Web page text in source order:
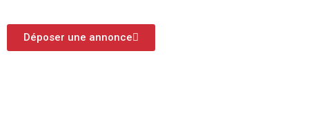
Déposer une annonce